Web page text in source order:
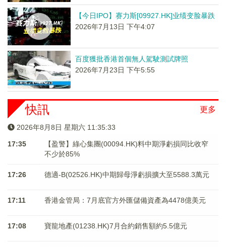
【今日IPO】赛力斯[09927.HK]业绩变脸暴跌
2026年7月13日 下午4:07
百度獲批香港首個無人駕駛測試牌照
2026年7月23日 下午5:55
更多
快訊
2026年8月8日 星期六 11:35:33
17:35
【盈警】綠心集團(00094.HK)料中期淨虧損同比收窄
不少於85%
17:26 德適-B(02526.HK)中期歸母淨虧損擴大至5588.3萬元
17:11 香港金管局：7月底官方外匯儲備資產為4478億美元
17:08 寶龍地產(01238.HK)7月合約銷售額約5.5億元